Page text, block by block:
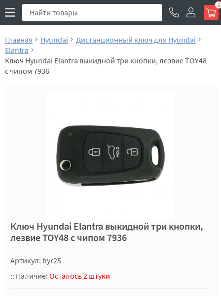
0
Главная Hyundai
Дистанционный ключ для Hyundai
Elantra
Ключ Hyundai Elantra выкидной три кнопки, лезвие TOY48
с чипом 7936
Ключ Hyundai Elantra выкидной три кнопки,
лезвие TOY48 с чипом 7936
Артикул: hyr25
:: Наличие: Осталось 2 штуки